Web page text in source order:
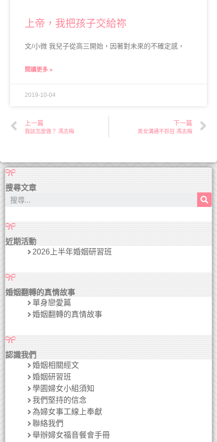
上帝，我把孩子交給祢
文/小微 我兒子從高三開始，因著對未來的不確定感，
閱讀更多 »
2019-10-04
上一篇
我該怎麼做？ 馮志梅
下一篇
男女溝通不抓狂 馮志梅
搜尋文章
近期活動
2026上半年婚姻研習班
婚姻翻轉的真情故事
單身戀愛篇
婚姻翻轉的真情故事
認識我們
婚姻相關經文
婚姻研習班
學園婦女小組須知
我們堅持的信念
為婦女事工線上奉獻
聯絡我們
舉辦婦女福音餐會手冊